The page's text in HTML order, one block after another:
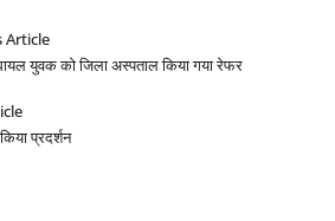
Article
युवक को जिला अस्पताल किया गया रेफर
प्रदर्शन